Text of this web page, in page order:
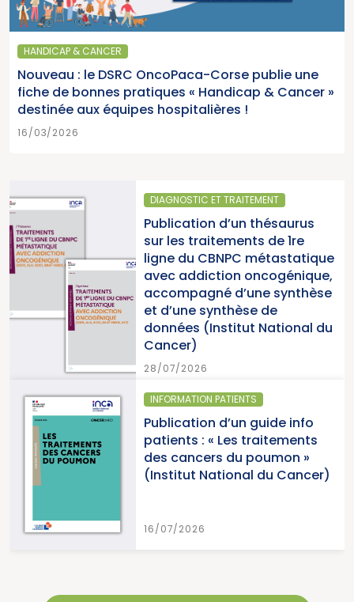
HANDICAP & CANCER
Nouveau : le DSRC OncoPaca-Corse publie une
fiche de bonnes pratiques « Handicap & Cancer »
destinée aux équipes hospitalières !
16/03/2026
DIAGNOSTIC ET TRAITEMENT
Publication d’un thésaurus
sur les traitements de 1re
ligne du CBNPC métastatique
avec addiction oncogénique,
accompagné d’une synthèse
et d’une synthèse de
données (Institut National du
Cancer)
28/07/2026
INFORMATION PATIENTS
Publication d’un guide info
patients : « Les traitements
des cancers du poumon »
(Institut National du Cancer)
16/07/2026